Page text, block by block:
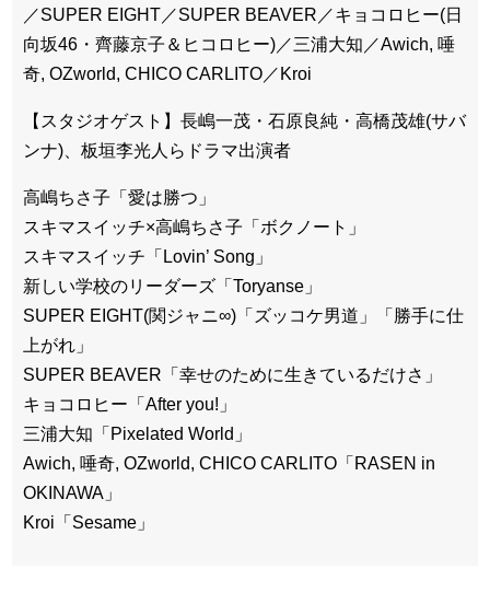
／SUPER EIGHT／SUPER BEAVER／キョコロヒー(日
向坂46・齊藤京子＆ヒコロヒー)／三浦大知／Awich, 唾
奇, OZworld, CHICO CARLITO／Kroi
【スタジオゲスト】長嶋一茂・石原良純・高橋茂雄(サバ
ンナ)、板垣李光人らドラマ出演者
高嶋ちさ子「愛は勝つ」
スキマスイッチ×高嶋ちさ子「ボクノート」
スキマスイッチ「Lovin’ Song」
新しい学校のリーダーズ「Toryanse」
SUPER EIGHT(関ジャニ∞)「ズッコケ男道」「勝手に仕
上がれ」
SUPER BEAVER「幸せのために生きているだけさ」
キョコロヒー「After you!」
三浦大知「Pixelated World」
Awich, 唾奇, OZworld, CHICO CARLITO「RASEN in
OKINAWA」
Kroi「Sesame」